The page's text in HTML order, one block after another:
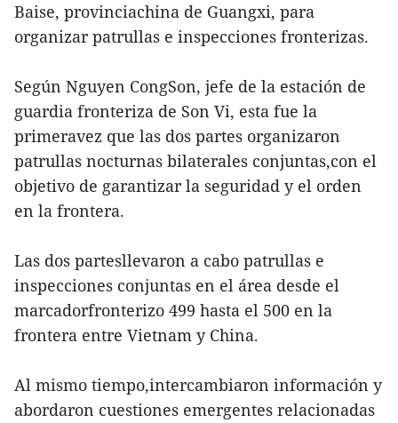
Baise, provinciachina de Guangxi, para
organizar patrullas e inspecciones fronterizas.
Según Nguyen CongSon, jefe de la estación de
guardia fronteriza de Son Vi, esta fue la
primeravez que las dos partes organizaron
patrullas nocturnas bilaterales conjuntas,con el
objetivo de garantizar la seguridad y el orden
en la frontera.
Las dos partesllevaron a cabo patrullas e
inspecciones conjuntas en el área desde el
marcadorfronterizo 499 hasta el 500 en la
frontera entre Vietnam y China.
Al mismo tiempo,intercambiaron información y
abordaron cuestiones emergentes relacionadas